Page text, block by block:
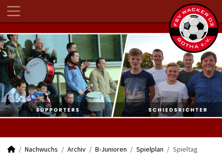
Nachwuchs Archiv B-Junioren Spielplan Spieltag